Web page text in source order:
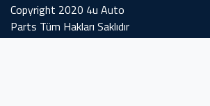
Copyright 2020 4u Auto
Parts Tüm Hakları Saklıdır